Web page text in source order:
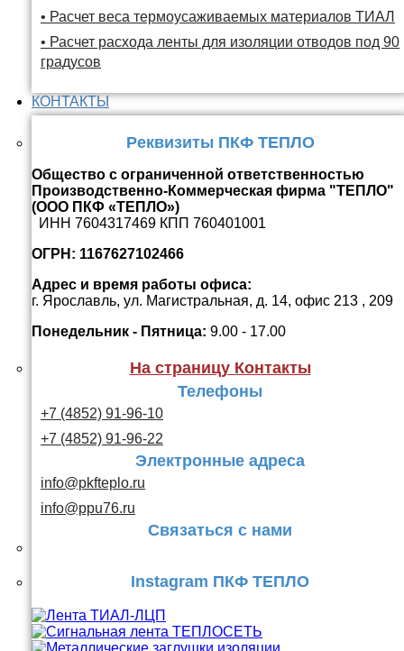
• Расчет веса термоусаживаемых материалов ТИАЛ
• Расчет расхода ленты для изоляции отводов под 90
градусов
КОНТАКТЫ
Реквизиты ПКФ ТЕПЛО
Общество с ограниченной ответственностью
Производственно-Коммерческая фирма "ТЕПЛО"
(ООО ПКФ «ТЕПЛО»)
ИНН 7604317469 КПП 760401001
ОГРН: 1167627102466
Адрес и время работы офиса:
г. Ярославль, ул. Магистральная, д. 14, офис 213 , 209
Понедельник - Пятница: 9.00 - 17.00
На страницу Контакты
Телефоны
+7 (4852) 91-96-10
+7 (4852) 91-96-22
Электронные адреса
info@pkfteplo.ru
info@ppu76.ru
Связаться с нами
Instagram ПКФ ТЕПЛО